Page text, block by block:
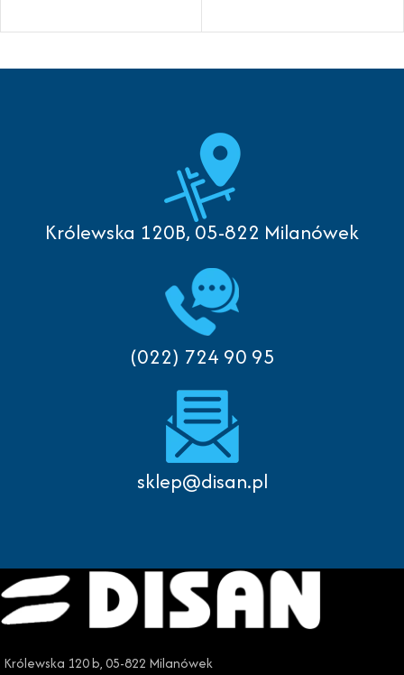
Królewska 120B, 05-822 Milanówek
(022) 724 90 95
sklep@disan.pl
Królewska 120 b, 05-822 Milanówek